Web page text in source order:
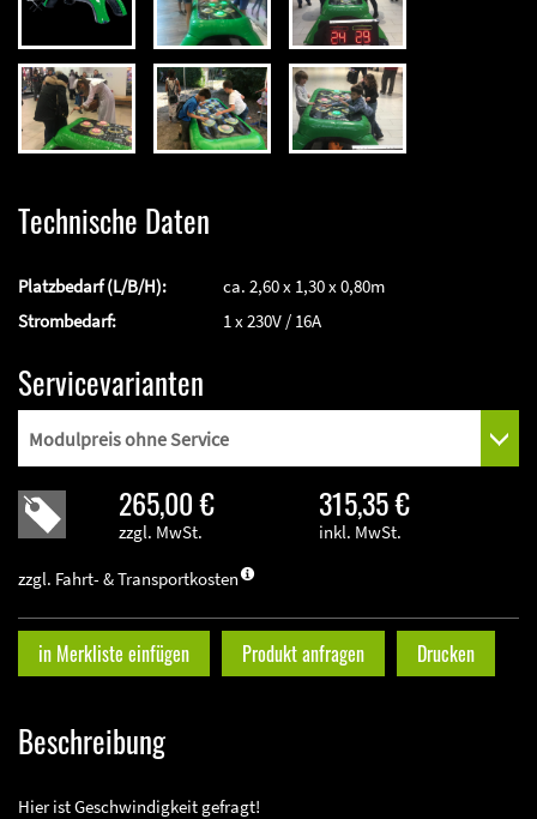
Servicevarianten
265,00 €
zzgl. MwSt.
315,35 €
inkl. MwSt.
zzgl. Fahrt- & Transportkosten
in Merkliste einfügen Produkt anfragen Drucken
Beschreibung
Hier ist Geschwindigkeit gefragt!
Technische Daten
Platzbedarf (L/B/H):
ca. 2,60 x 1,30 x 0,80m
Strombedarf:
1 x 230V / 16A